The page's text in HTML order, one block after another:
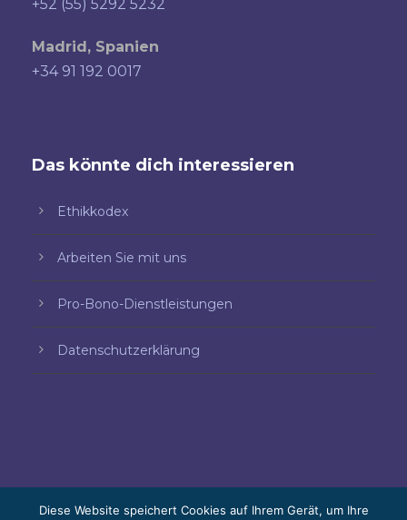
+52 (55) 5292 5232
Madrid, Spanien
+34 91 192 0017
Das könnte dich interessieren
Ethikkodex
Arbeiten Sie mit uns
Pro-Bono-Dienstleistungen
Datenschutzerklärung
Diese Website speichert Cookies auf Ihrem Gerät, um Ihre